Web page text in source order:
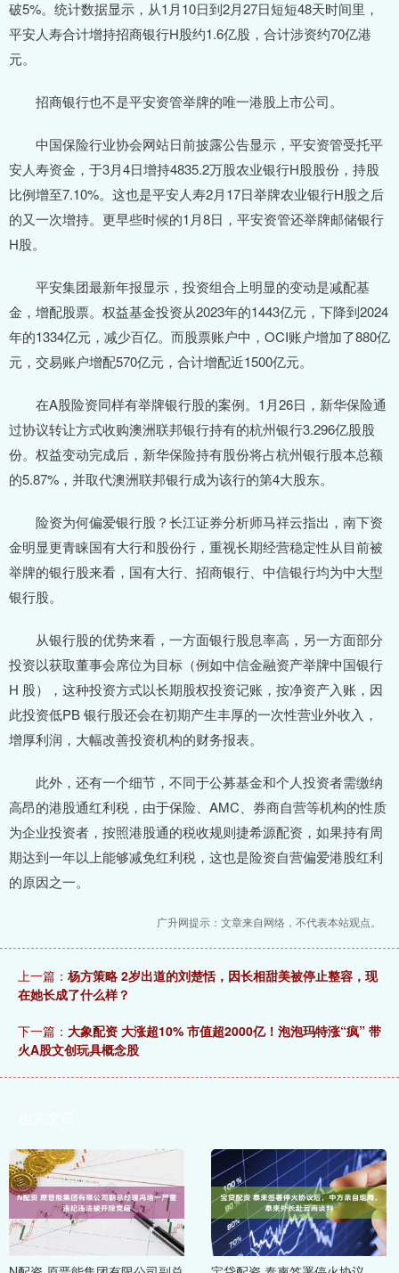
破5%。统计数据显示，从1月10日到2月27日短短48天时间里，
平安人寿合计增持招商银行H股约1.6亿股，合计涉资约70亿港
元。
招商银行也不是平安资管举牌的唯一港股上市公司。
中国保险行业协会网站日前披露公告显示，平安资管受托平
安人寿资金，于3月4日增持4835.2万股农业银行H股股份，持股
比例增至7.10%。这也是平安人寿2月17日举牌农业银行H股之后
的又一次增持。更早些时候的1月8日，平安资管还举牌邮储银行
H股。
平安集团最新年报显示，投资组合上明显的变动是减配基
金，增配股票。权益基金投资从2023年的1443亿元，下降到2024
年的1334亿元，减少百亿。而股票账户中，OCI账户增加了880亿
元，交易账户增配570亿元，合计增配近1500亿元。
在A股险资同样有举牌银行股的案例。1月26日，新华保险通
过协议转让方式收购澳洲联邦银行持有的杭州银行3.296亿股股
份。权益变动完成后，新华保险持有股份将占杭州银行股本总额
的5.87%，并取代澳洲联邦银行成为该行的第4大股东。
险资为何偏爱银行股？长江证券分析师马祥云指出，南下资
金明显更青睐国有大行和股份行，重视长期经营稳定性从目前被
举牌的银行股来看，国有大行、招商银行、中信银行均为中大型
银行股。
从银行股的优势来看，一方面银行股息率高，另一方面部分
投资以获取董事会席位为目标（例如中信金融资产举牌中国银行
H 股），这种投资方式以长期股权投资记账，按净资产入账，因
此投资低PB 银行股还会在初期产生丰厚的一次性营业外收入，
增厚利润，大幅改善投资机构的财务报表。
此外，还有一个细节，不同于公募基金和个人投资者需缴纳
高昂的港股通红利税，由于保险、AMC、券商自营等机构的性质
为企业投资者，按照港股通的税收规则捷希源配资，如果持有周
期达到一年以上能够减免红利税，这也是险资自营偏爱港股红利
的原因之一。
广升网提示：文章来自网络，不代表本站观点。
上一篇： 杨方策略 2岁出道的刘楚恬，因长相甜美被停止整容，现
在她长成了什么样？
下一篇： 大象配资 大涨超10% 市值超2000亿！泡泡玛特涨“疯” 带
火A股文创玩具概念股